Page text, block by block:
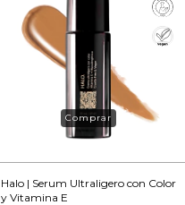
Halo | Serum Ultraligero con Color
y Vitamina E